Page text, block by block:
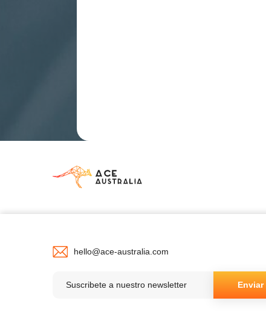
hello@ace-australia.com
Enviar